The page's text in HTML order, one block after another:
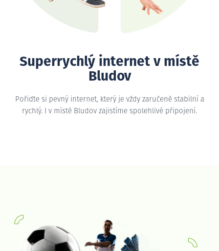
Superrychlý internet v místě
Bludov
Pořiďte si pevný internet, který je vždy zaručeně stabilní a
rychlý. I v místě Bludov zajistíme spolehlivé připojení.